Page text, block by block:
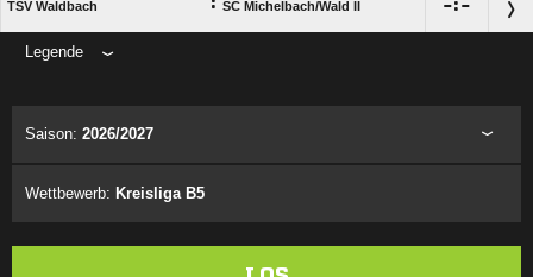
TSV Waldbach : SC Michelbach/​Wald II :
Legende
Saison: 2026/2027
Wettbewerb: Kreisliga B5